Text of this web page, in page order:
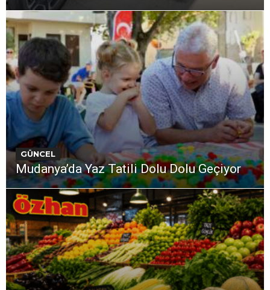
GÜNCEL
Mudanya’da Yaz Tatili Dolu Dolu Geçiyor